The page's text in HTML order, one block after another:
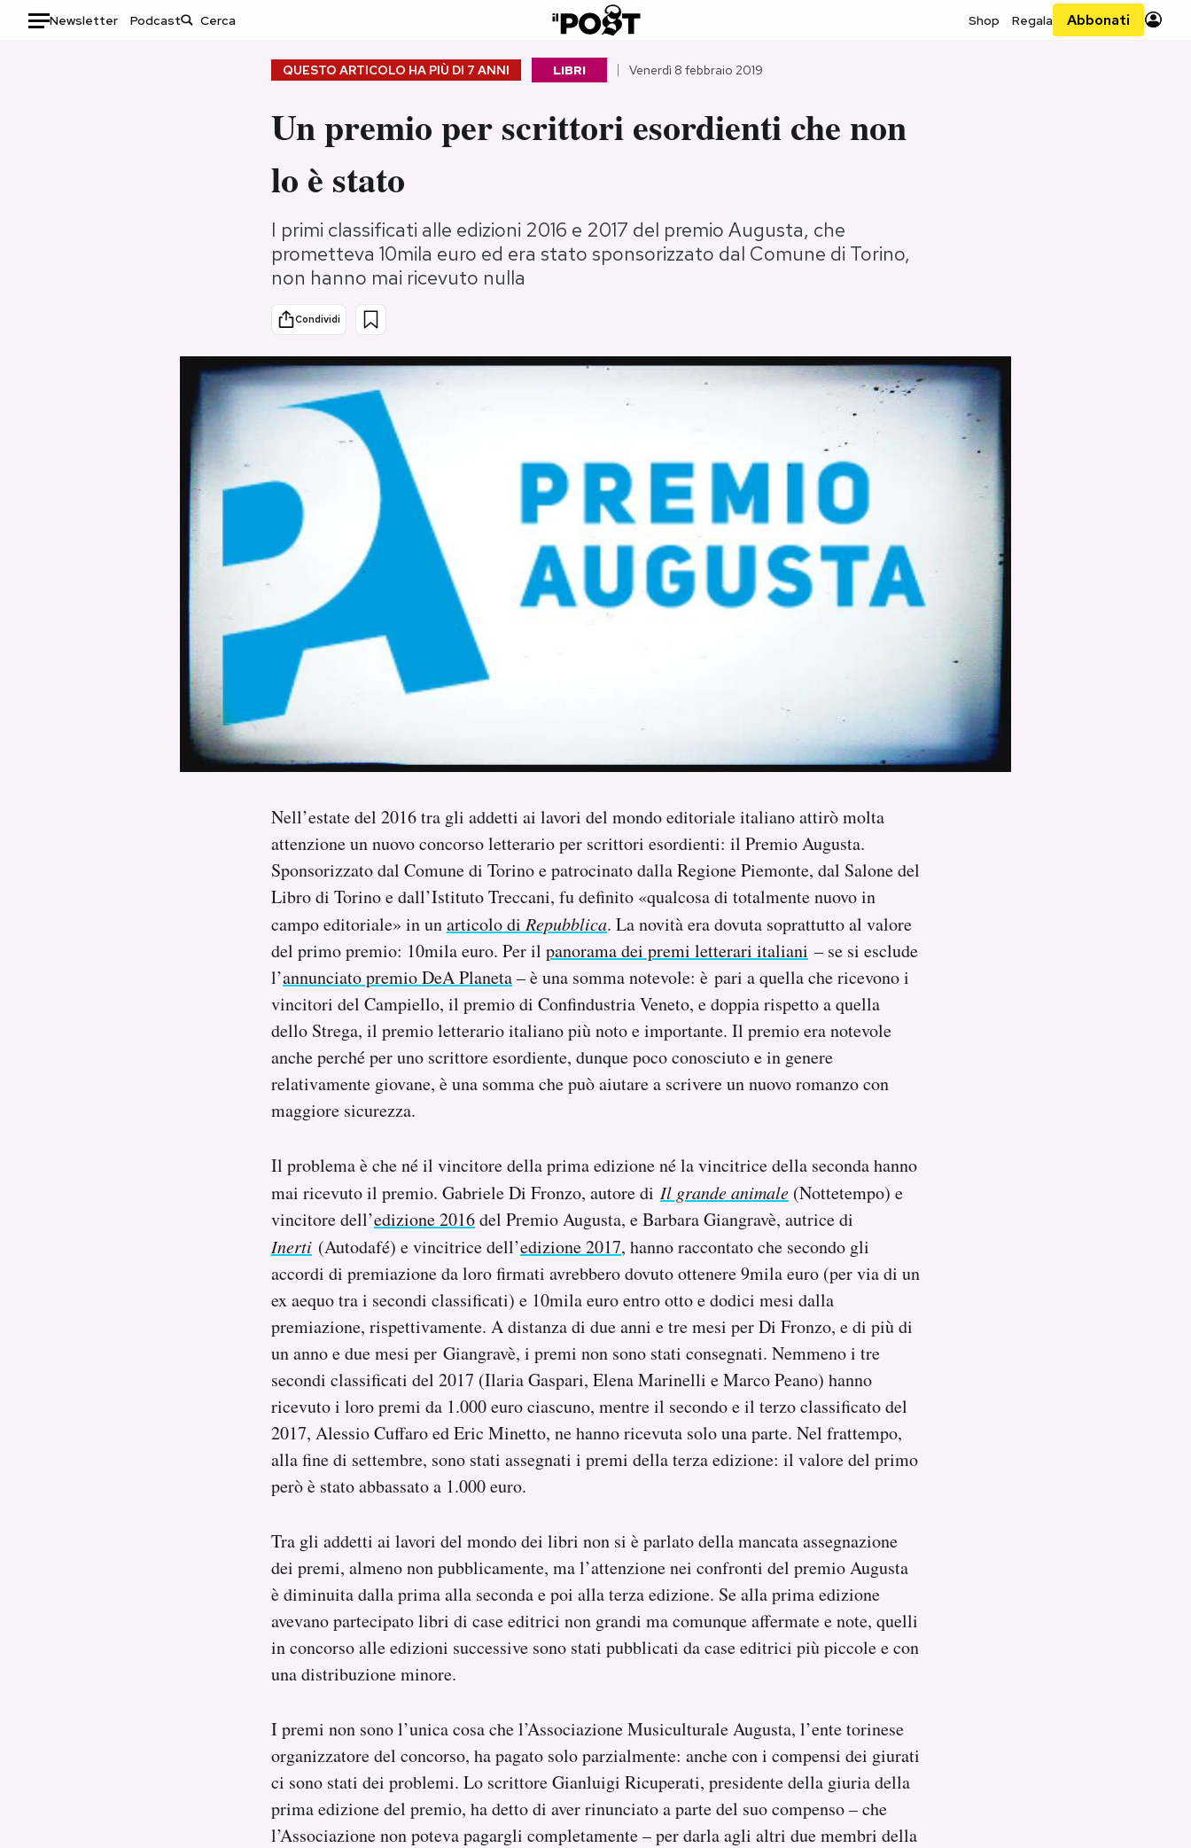
Newsletter Podcast Shop Regala Abbonati
Storie/Idee
Ok Boomer!
Mondiali calcio 2026
QUESTO ARTICOLO HA PIÙ DI 7 ANNI LIBRI Venerdì 8 febbraio 2019
Un premio per scrittori esordienti che non
lo è stato
I primi classificati alle edizioni 2016 e 2017 del premio Augusta, che
prometteva 10mila euro ed era stato sponsorizzato dal Comune di Torino,
non hanno mai ricevuto nulla
Condividi
Nell’estate del 2016 tra gli addetti ai lavori del mondo editoriale italiano attirò molta
attenzione un nuovo concorso letterario per scrittori esordienti: il Premio Augusta.
Sponsorizzato dal Comune di Torino e patrocinato dalla Regione Piemonte, dal Salone del
Libro di Torino e dall’Istituto Treccani, fu definito «qualcosa di totalmente nuovo in
campo editoriale» in unarticolo di Repubblica. La novità era dovuta soprattutto al valore
del primo premio: 10mila euro. Per il panorama dei premi letterari italiani – se si esclude
l’annunciato premio DeA Planeta– è una somma notevole: è pari a quella che ricevono i
vincitori del Campiello, il premio di Confindustria Veneto, e doppia rispetto a quella
dello Strega, il premio letterario italiano più noto e importante. Il premio era notevole
anche perché per uno scrittore esordiente, dunque poco conosciuto e in genere
relativamente giovane, è una somma che può aiutare a scrivere un nuovo romanzo con
maggiore sicurezza.
Il problema è che né il vincitore della prima edizione né la vincitrice della seconda hanno
mai ricevuto il premio. Gabriele Di Fronzo, autore di Il grande animale (Nottetempo) e
vincitore dell’edizione 2016del Premio Augusta, e Barbara Giangravè, autrice di
Inerti (Autodafé) e vincitrice dell’edizione 2017, hanno raccontato che secondo gli
accordi di premiazione da loro firmati avrebbero dovuto ottenere 9mila euro (per via di un
ex aequo tra i secondi classificati) e 10mila euro entro otto e dodici mesi dalla
premiazione, rispettivamente. A distanza di due anni e tre mesi per Di Fronzo, e di più di
un anno e due mesi per Giangravè, i premi non sono stati consegnati. Nemmeno i tre
secondi classificati del 2017 (Ilaria Gaspari, Elena Marinelli e Marco Peano) hanno
ricevuto i loro premi da 1.000 euro ciascuno, mentre il secondo e il terzo classificato del
2017, Alessio Cuffaro ed Eric Minetto, ne hanno ricevuta solo una parte. Nel frattempo,
alla fine di settembre, sono stati assegnati i premi della terza edizione: il valore del primo
però è stato abbassato a 1.000 euro.
Tra gli addetti ai lavori del mondo dei libri non si è parlato della mancata assegnazione
dei premi, almeno non pubblicamente, ma l’attenzione nei confronti del premio Augusta
è diminuita dalla prima alla seconda e poi alla terza edizione. Se alla prima edizione
avevano partecipato libri di case editrici non grandi ma comunque affermate e note, quelli
in concorso alle edizioni successive sono stati pubblicati da case editrici più piccole e con
una distribuzione minore.
I premi non sono l’unica cosa che l’Associazione Musiculturale Augusta, l’ente torinese
organizzatore del concorso, ha pagato solo parzialmente: anche con i compensi dei giurati
ci sono stati dei problemi. Lo scrittore Gianluigi Ricuperati, presidente della giuria della
prima edizione del premio, ha detto di aver rinunciato a parte del suo compenso – che
l’Associazione non poteva pagargli completamente – per darla agli altri due membri della